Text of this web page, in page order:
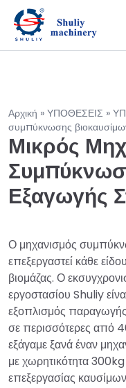
Αρχική » ΥΠΟΘΕΣΕΙΣ »
συμπύκνωσης
Μικρός
Εξαγωγής
Ο μηχανισμός
επεξεργαστεί κάθε
βιομάζας. Ο
εργοστασίου Shuliy
εξοπλισμός παραγωγής
σε περισσότερες από
εξάγαμε ξανά έναν
με χωρητικότητα
επεξεργασίας